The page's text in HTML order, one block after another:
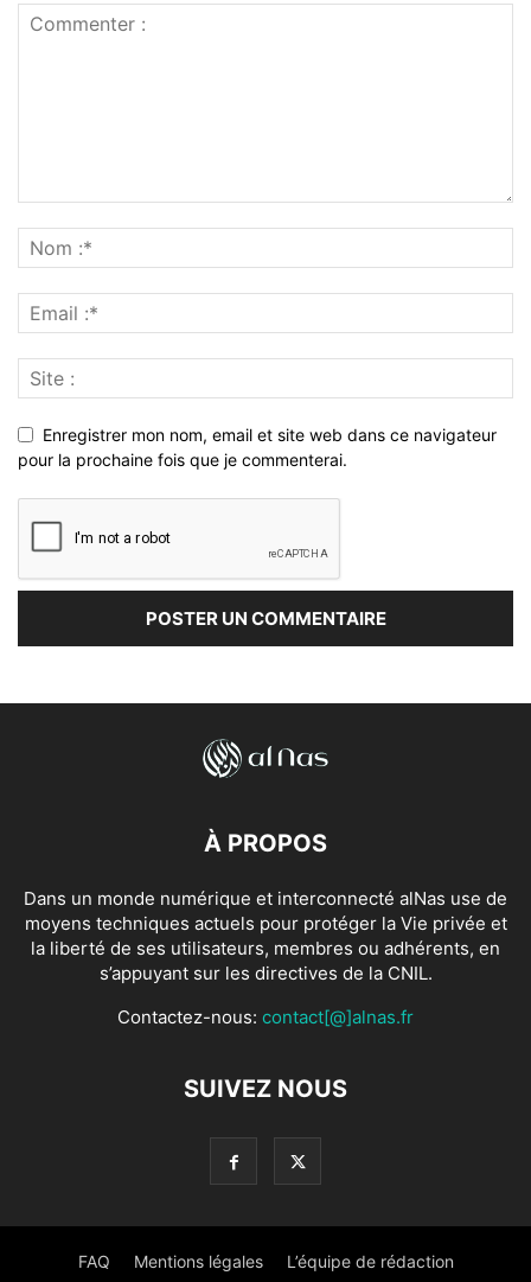
Enregistrer mon nom, email et site web dans ce navigateur
pour la prochaine fois que je commenterai.
À PROPOS
Dans un monde numérique et interconnecté alNas use de
moyens techniques actuels pour protéger la Vie privée et
la liberté de ses utilisateurs, membres ou adhérents, en
s’appuyant sur les directives de la CNIL.
Contactez-nous: contact[@]alnas.fr
SUIVEZ NOUS
FAQ Mentions légales L’équipe de rédaction